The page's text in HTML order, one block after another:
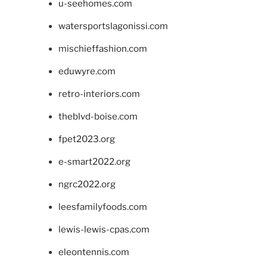
u-seehomes.com
watersportslagonissi.com
mischieffashion.com
eduwyre.com
retro-interiors.com
theblvd-boise.com
fpet2023.org
e-smart2022.org
ngrc2022.org
leesfamilyfoods.com
lewis-lewis-cpas.com
eleontennis.com